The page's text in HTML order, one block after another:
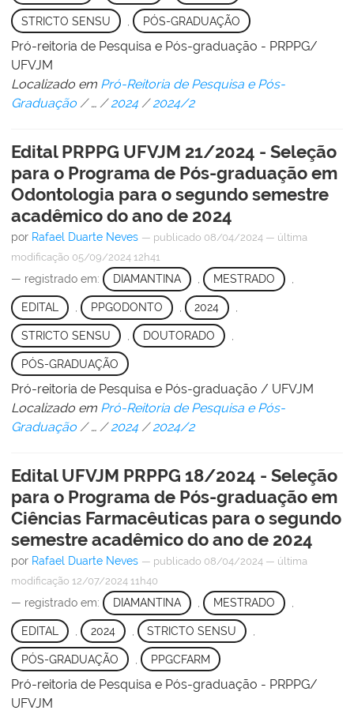
STRICTO SENSU PÓS-GRADUAÇÃO
Pró-reitoria de Pesquisa e Pós-graduação - PRPPG/
UFVJM
Localizado em Pró-Reitoria de Pesquisa e Pós-
Graduação /… /2024 /2024/2
Edital PRPPG UFVJM 21/2024 - Seleção
para o Programa de Pós-graduação em
Odontologia para o segundo semestre
acadêmico do ano de 2024
por Rafael Duarte Neves — publicado 08/04/2024 — última
modificação 05/09/2024 12h41
— registrado em: DIAMANTINA , MESTRADO ,
EDITAL PPGODONTO 2024
STRICTO SENSU DOUTORADO
PÓS-GRADUAÇÃO
Pró-reitoria de Pesquisa e Pós-graduação / UFVJM
Localizado em Pró-Reitoria de Pesquisa e Pós-
Graduação /… /2024 /2024/2
Edital UFVJM PRPPG 18/2024 - Seleção
para o Programa de Pós-graduação em
Ciências Farmacêuticas para o segundo
semestre acadêmico do ano de 2024
por Rafael Duarte Neves — publicado 08/04/2024 — última
modificação 12/07/2024 11h40
— registrado em: DIAMANTINA , MESTRADO ,
EDITAL 2024 STRICTO SENSU
PÓS-GRADUAÇÃO PPGCFARM
Pró-reitoria de Pesquisa e Pós-graduação - PRPPG/
UFVJM